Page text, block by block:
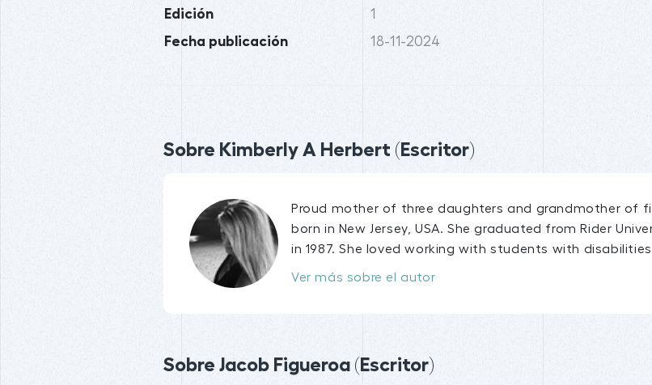
Edición 1
Fecha publicación 18-11-2024
Sobre Kimberly A Herbert (Escritor)
Proud mother of three daughters and grandmother of
born in New Jersey, USA. She graduated from Rider
in 1987. She loved working with students with
Ver más sobre el autor
Sobre Jacob Figueroa (Escritor)